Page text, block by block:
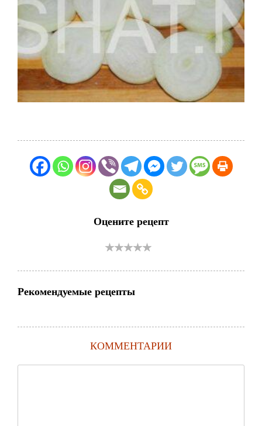
Оцените рецепт
Рекомендуемые рецепты
КОММЕНТАРИИ